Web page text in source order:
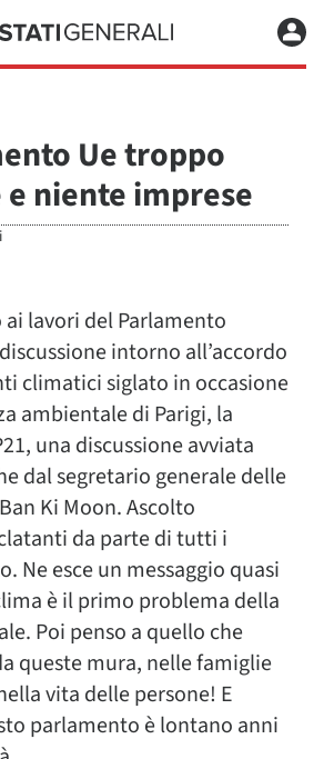
Ue troppo
niente imprese
lavori del Parlamento
intorno all’accordo
climatici siglato in occasione
ambientale di Parigi, la
una discussione avviata
dal segretario generale delle
Ki Moon. Ascolto
da parte di tutti i
Ne esce un messaggio quasi
è il primo problema della
Poi penso a quello che
queste mura, nelle famiglie
vita delle persone! E
parlamento è lontano anni